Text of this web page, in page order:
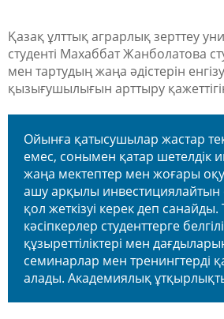
Қазақ ұлттық аграрлық зерттеу
студенті Махаббат Жанболатова
мен тартудың жаңа әдістерін
қызығушылығын арттыру
Ойынға қатысушылар жастар
емес, сонымен қатар шетелдік
жаңа мектептер мен жоғары
ашу арқылы инвестициялайтын
қол жеткізуі керек деп
кәсіпкерлер студенттерге
құзыреттіліктері мен
семинарлар мен тренингтерді
алады. Академиялық